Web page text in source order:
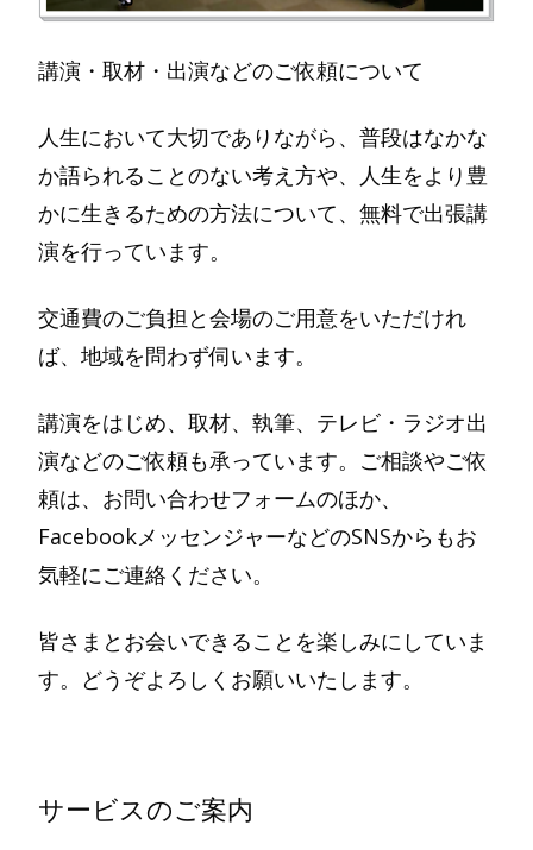
講演・取材・出演などのご依頼について
人生において大切でありながら、普段はなかな
か語られることのない考え方や、人生をより豊
かに生きるための方法について、無料で出張講
演を行っています。
交通費のご負担と会場のご用意をいただけれ
ば、地域を問わず伺います。
講演をはじめ、取材、執筆、テレビ・ラジオ出
演などのご依頼も承っています。ご相談やご依
頼は、お問い合わせフォームのほか、
FacebookメッセンジャーなどのSNSからもお
気軽にご連絡ください。
皆さまとお会いできることを楽しみにしていま
す。どうぞよろしくお願いいたします。
サービスのご案内